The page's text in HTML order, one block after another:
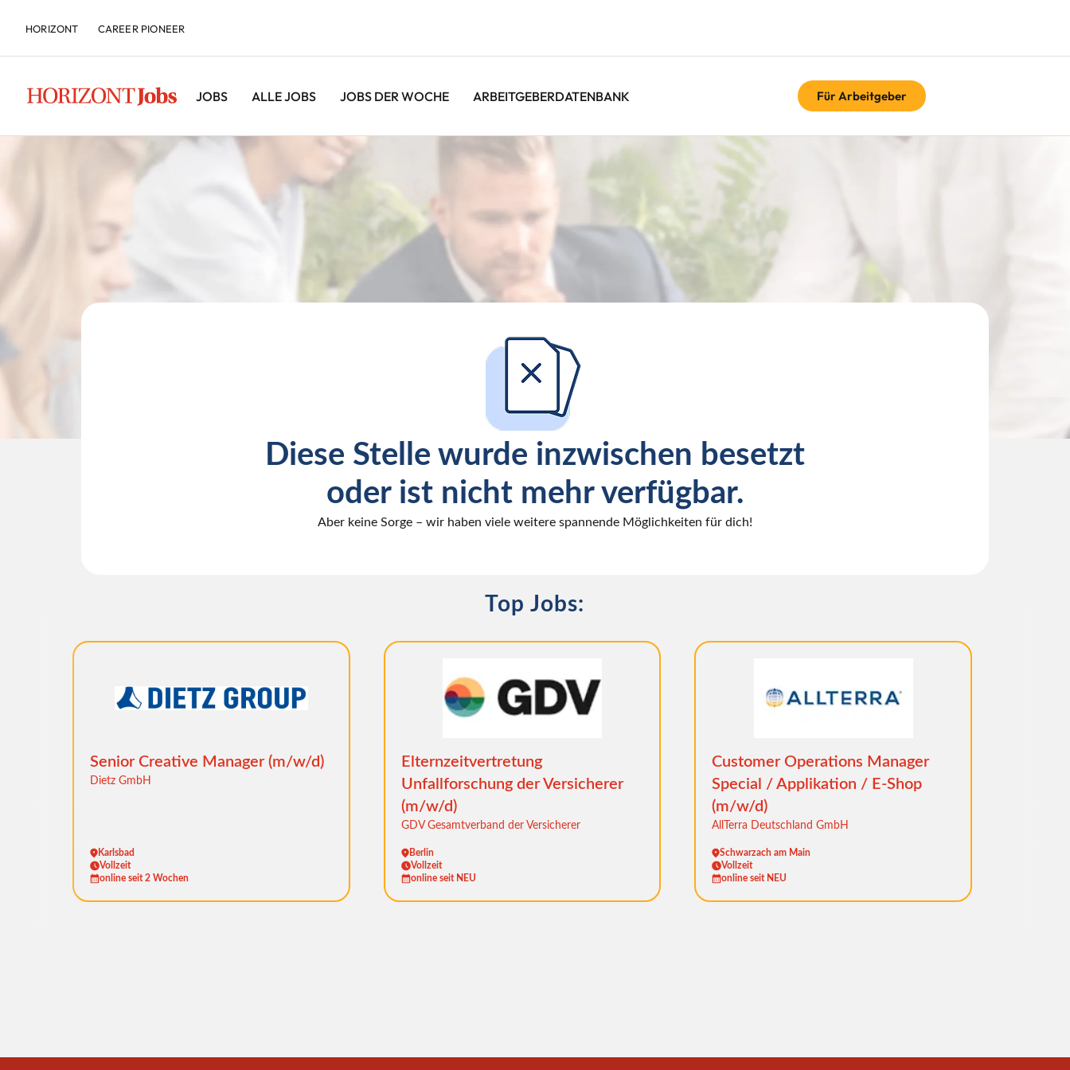
HORIZONT CAREER PIONEER
JOBS ALLE JOBS JOBS DER WOCHE ARBEITGEBERDATENBANK Für Arbeitgeber
Diese Stelle wurde inzwischen besetzt
oder ist nicht mehr verfügbar.
Aber keine Sorge – wir haben viele weitere spannende Möglichkeiten für dich!
Top Jobs:
Senior Creative Manager (m/w/d)
Dietz GmbH
Karlsbad
Vollzeit
online seit 2 Wochen
Elternzeitvertretung
Unfallforschung der Versicherer
(m/w/d)
GDV Gesamtverband der Versicherer
Berlin
Vollzeit
online seit NEU
Customer Operations Manager
Special / Applikation / E-Shop
(m/w/d)
AllTerra Deutschland GmbH
Schwarzach am Main
Vollzeit
online seit NEU